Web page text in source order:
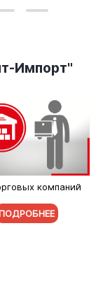
Импорт"
компаний